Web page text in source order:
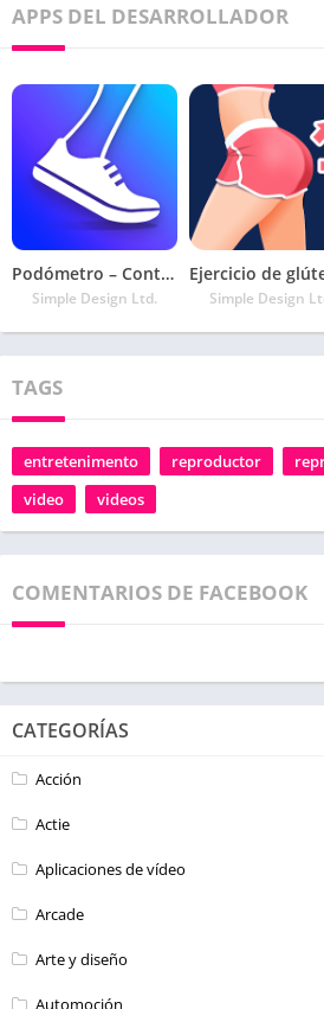
APPS DEL DESARROLLADOR
Podómetro – Contador de Calorías y Pasos Gratis
Simple Design Ltd. Simple Design
TAGS
entretenimento reproductor
video
videos
COMENTARIOS DE FACEBOOK
CATEGORÍAS
Acción
Actie
Aplicaciones de vídeo
Arcade
Arte y diseño
Automoción